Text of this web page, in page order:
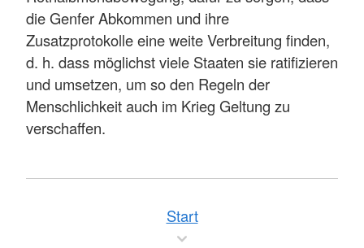
die Genfer Abkommen und ihre
Zusatzprotokolle eine weite Verbreitung finden,
d. h. dass möglichst viele Staaten sie ratifizieren
und umsetzen, um so den Regeln der
Menschlichkeit auch im Krieg Geltung zu
verschaffen.
Start